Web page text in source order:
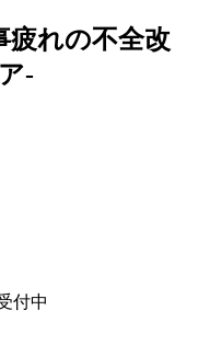
疲れの不全改
-
付中